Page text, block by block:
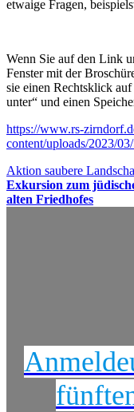
etwaige Fragen,
Wenn Sie auf den Link
Fenster mit der
sie einen Rechtsklick
unter“ und einen
https://www.rs-
content/uploads/2023/
Aktion saubere
Exkursion zum
alten Friedhofes